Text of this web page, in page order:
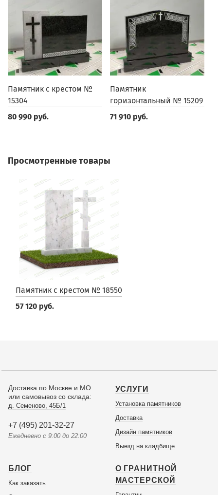
Памятник с крестом №
15304
80 990 руб.
Памятник
горизонтальный № 15209
71 910 руб.
Просмотренные товары
Памятник с крестом № 18550
57 120 руб.
Доставка по Москве и МО
или самовывоз со склада:
д. Семеново, 45Б/1
+7 (495) 201-32-27
Ежедневно с 9:00 до 22:00
УСЛУГИ
Установка памятников
Доставка
Дизайн памятников
Выезд на кладбище
БЛОГ
Как заказать
О ГРАНИТНОЙ
МАСТЕРСКОЙ